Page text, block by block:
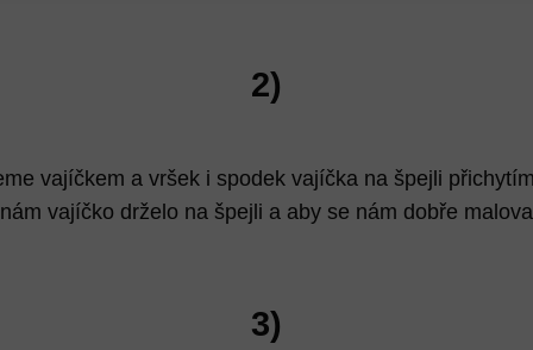
2)
vajíčkem a vršek i spodek vajíčka na špejli
vajíčko drželo na špejli a aby se nám dobře
3)